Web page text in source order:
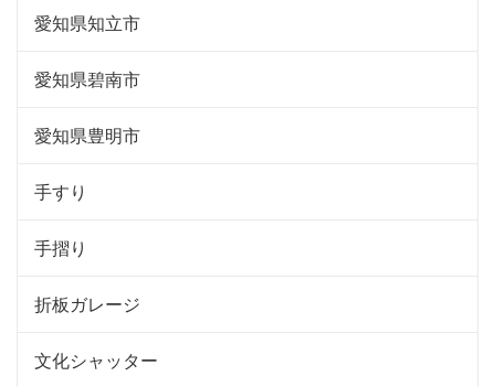
愛知県知立市
愛知県碧南市
愛知県豊明市
手すり
手摺り
折板ガレージ
文化シャッター